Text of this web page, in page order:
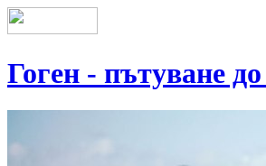
Гоген - пътуване